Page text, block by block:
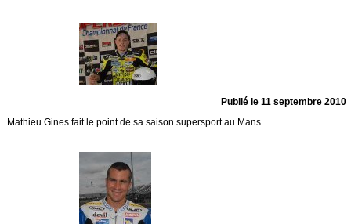
Publié le 11 septembre 2010
Mathieu Gines fait le point de sa saison supersport au Mans